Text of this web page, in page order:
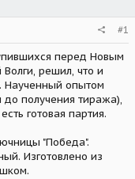
#1
перед Новым
решил, что и
Наученный опытом
до получения тиража),
готовая партия.
"Победа".
Изготовлено из